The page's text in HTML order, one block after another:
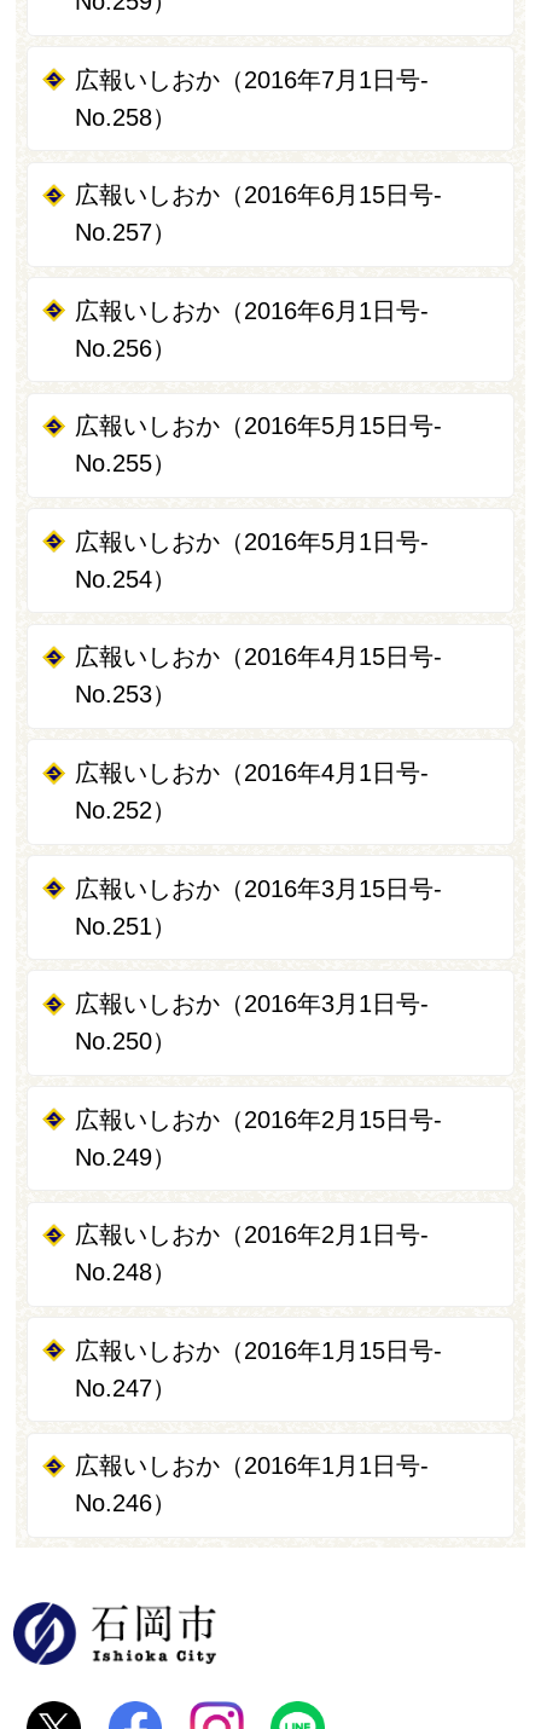
広報いしおか（2016年7月1日号-
No.258）
広報いしおか（2016年6月15日号-
No.257）
広報いしおか（2016年6月1日号-
No.256）
広報いしおか（2016年5月15日号-
No.255）
広報いしおか（2016年5月1日号-
No.254）
広報いしおか（2016年4月15日号-
No.253）
広報いしおか（2016年4月1日号-
No.252）
広報いしおか（2016年3月15日号-
No.251）
広報いしおか（2016年3月1日号-
No.250）
広報いしおか（2016年2月15日号-
No.249）
広報いしおか（2016年2月1日号-
No.248）
広報いしおか（2016年1月15日号-
No.247）
広報いしおか（2016年1月1日号-
No.246）